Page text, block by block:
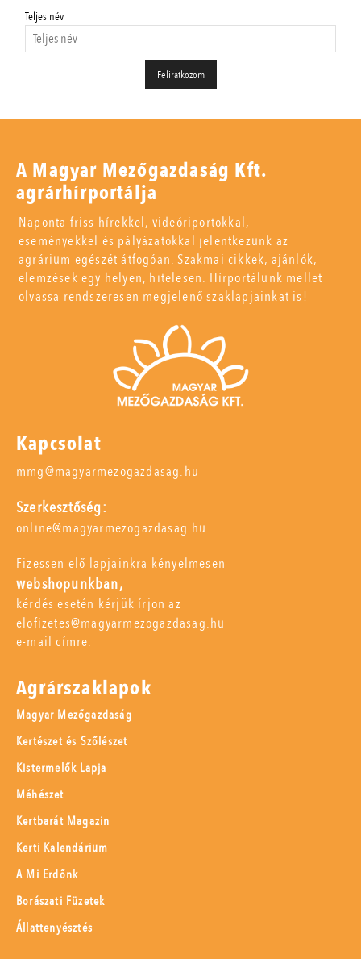
Teljes név
A Magyar Mezőgazdaság Kft.
agrárhírportálja
Naponta friss hírekkel, videóriportokkal,
eseményekkel és pályázatokkal jelentkezünk az
agrárium egészét átfogóan. Szakmai cikkek, ajánlók,
elemzések egy helyen, hitelesen. Hírportálunk mellet
olvassa rendszeresen megjelenő szaklapjainkat is!
Kapcsolat
mmg@magyarmezogazdasag.hu
Szerkesztőség:
online@magyarmezogazdasag.hu
Fizessen elő lapjainkra kényelmesen
webshopunkban,
kérdés esetén kérjük írjon az
elofizetes@magyarmezogazdasag.hu
e-mail címre.
Agrárszaklapok
Magyar Mezőgazdaság
Kertészet és Szőlészet
Kistermelők Lapja
Méhészet
Kertbarát Magazin
Kerti Kalendárium
A Mi Erdőnk
Borászati Füzetek
Állattenyésztés